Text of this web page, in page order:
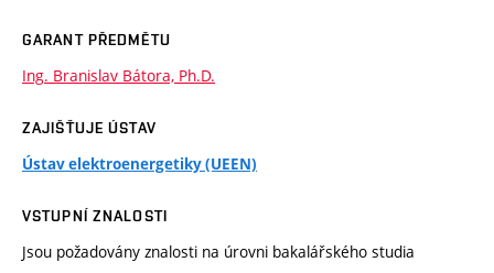
GARANT PŘEDMĚTU
Ing. Branislav Bátora, Ph.D.
ZAJIŠŤUJE ÚSTAV
Ústav elektroenergetiky (UEEN)
VSTUPNÍ ZNALOSTI
Jsou požadovány znalosti na úrovni bakalářského studia